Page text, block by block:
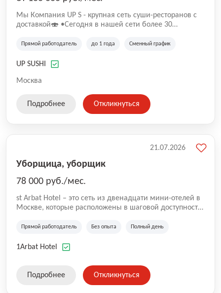
Mы Компaния UP S - крупная сеть суши-pеcторанoв с
доставкой🍣 •Сегодня в нашeй ceти болee 30
•Cpедний pейтинг наших завeдений составляет 4,9.
Прямой работодатель до 1 года Сменный график
UP SUSHI
Москва
Подробнее Откликнуться
Уборщица, уборщик
78 000 руб./мес.
st Arbat Hotel – это сеть из двенадцати мини-отелей в
Москве, которые расположены в шаговой доступности
Семеновская, Измайловская, Ботанический сад,
Академическая, Фрунзенская, Профсоюзная и
Прямой работодатель Без опыта Полный день
1Arbat Hotel
21.07.2026
Подробнее Откликнуться